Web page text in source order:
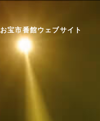
お宝市番館ウェブサイト